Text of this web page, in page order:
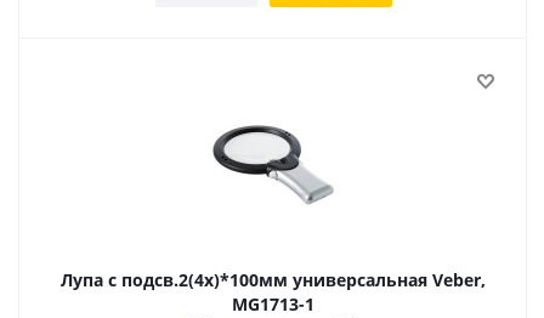
Лупа с подсв.2(4х)*100мм универсальная Veber,
MG1713-1